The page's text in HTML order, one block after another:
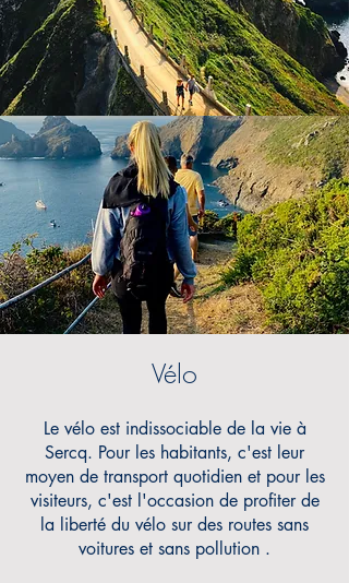
Vélo
Le vélo est indissociable de la vie à
Sercq. Pour les habitants, c'est leur
moyen de transport quotidien et pour les
visiteurs, c'est l'occasion de profiter de
la liberté du vélo sur des routes sans
voitures et sans pollution .